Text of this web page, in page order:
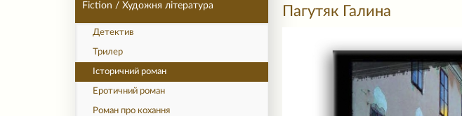
Fiction / Художня література
Детектив
Трилер
Історичний роман
Еротичний роман
Роман про кохання
Пагутяк Галина